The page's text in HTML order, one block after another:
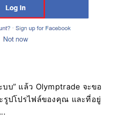
บ” แล้ว Olymptrade จะขอ
รูปโปรไฟล์ของคุณ และที่อยู่